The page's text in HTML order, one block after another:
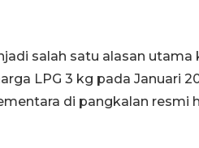
salah satu alasan
LPG 3 kg pada Januari
di pangkalan resmi